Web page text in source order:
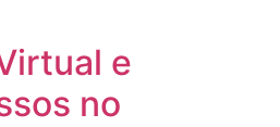
e
no